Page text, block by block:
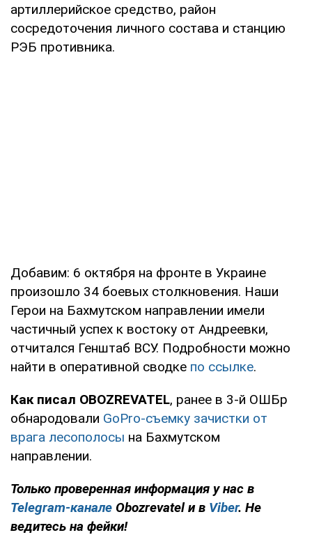
артиллерийское средство, район
сосредоточения личного состава и станцию
РЭБ противника.
Добавим: 6 октября на фронте в Украине
произошло 34 боевых столкновения. Наши
Герои на Бахмутском направлении имели
частичный успех к востоку от Андреевки,
отчитался Генштаб ВСУ. Подробности можно
найти в оперативной сводке по ссылке.
Как писал OBOZREVATEL, ранее в 3-й ОШБр
обнародовали GoPro-съемку зачистки от
врага лесополосы на Бахмутском
направлении.
Только проверенная информация у нас в
Telegram-канале Obozrevatel и в Viber. Не
ведитесь на фейки!